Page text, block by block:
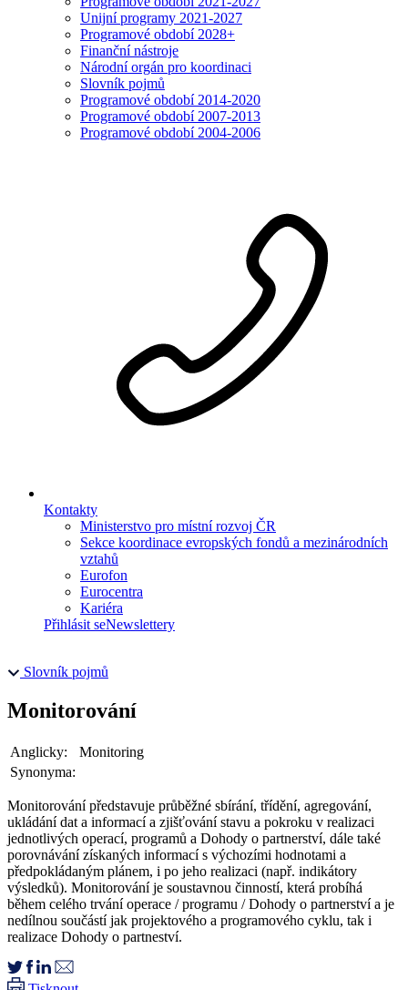
Unijní programy 2021-2027
Programové období 2028+
Finanční nástroje
Národní orgán pro koordinaci
Slovník pojmů
Programové období 2014-2020
Programové období 2007-2013
Programové období 2004-2006
Kontakty
Ministerstvo pro místní rozvoj ČR
Sekce koordinace evropských fondů a mezinárodních
vztahů
Eurofon
Eurocentra
Kariéra
Přihlásit seNewslettery
Slovník pojmů
Monitorování
Anglicky:
Monitoring
Synonyma:
Monitorování představuje průběžné sbírání, třídění, agregování,
ukládání dat a informací a zjišťování stavu a pokroku v realizaci
jednotlivých operací, programů a Dohody o partnerství, dále také
porovnávání získaných informací s výchozími hodnotami a
předpokládaným plánem, i po jeho realizaci (např. indikátory
výsledků). Monitorování je soustavnou činností, která probíhá
během celého trvání operace / programu / Dohody o partnerství a je
nedílnou součástí jak projektového a programového cyklu, tak i
realizace Dohody o partneství.